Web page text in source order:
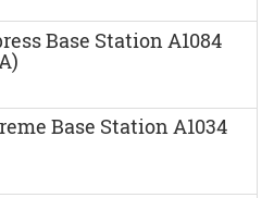
Base Station A1084
Base Station A1034